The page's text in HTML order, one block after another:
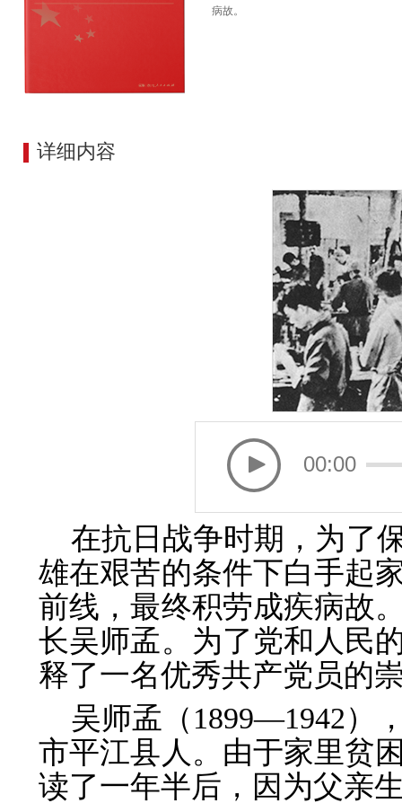
病故。
详细内容
00:00
在抗日战争时期，为了
雄在艰苦的条件下白手起
前线，最终积劳成疾病故
长吴师孟。为了党和人民
释了一名优秀共产党员的
吴师孟（1899—1942）
市平江县人。由于家里贫
读了一年半后，因为父亲